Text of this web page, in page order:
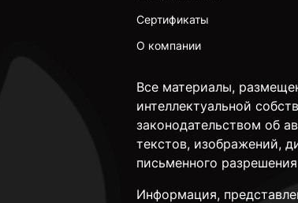
Сертификаты
О компании
Все материалы,
интеллектуальной
законодательством об
текстов, изображений,
письменного
Информация,